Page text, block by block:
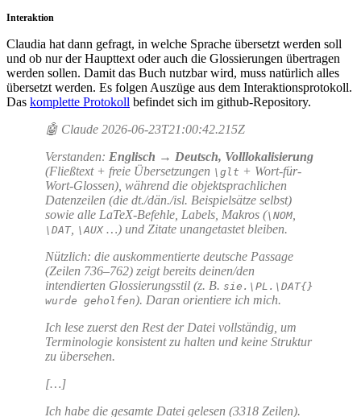
Interaktion
Claudia hat dann gefragt, in welche Sprache übersetzt werden soll
und ob nur der Haupttext oder auch die Glossierungen übertragen
werden sollen. Damit das Buch nutzbar wird, muss natürlich alles
übersetzt werden. Es folgen Auszüge aus dem Interaktionsprotokoll.
Das komplette Protokoll befindet sich im github-Repository.
🤖 Claude 2026-06-23T21:00:42.215Z
Verstanden: Englisch → Deutsch, Volllokalisierung
(Fließtext + freie Übersetzungen \glt + Wort-für-
Wort-Glossen), während die objektsprachlichen
Datenzeilen (die dt./dän./isl. Beispielsätze selbst)
sowie alle LaTeX-Befehle, Labels, Makros (\NOM
\DAT, \AUX …) und Zitate unangetastet bleiben.
Nützlich: die auskommentierte deutsche Passage
(Zeilen 736–762) zeigt bereits deinen/den
intendierten Glossierungsstil (z. B. sie.\PL.\DAT{}
wurde geholfen). Daran orientiere ich mich.
Ich lese zuerst den Rest der Datei vollständig, um
Terminologie konsistent zu halten und keine Struktur
zu übersehen.
[…]
Ich habe die gesamte Datei gelesen (3318 Zeilen).